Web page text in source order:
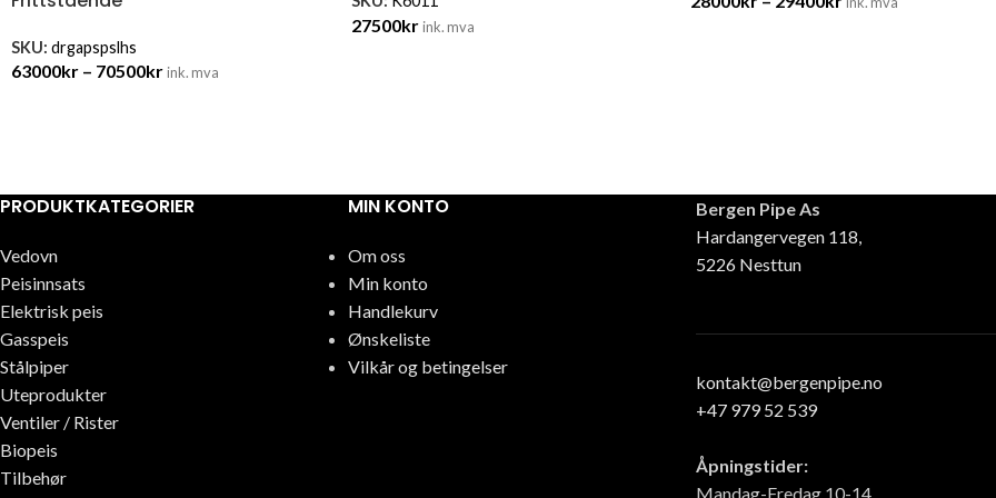
SKU: drgapspslhs
63000kr – 70500krink. mva
27500kr ink. mva
PRODUKTKATEGORIER
Vedovn
Peisinnsats
Elektrisk peis
Gasspeis
Stålpiper
Uteprodukter
Ventiler / Rister
Biopeis
Tilbehør
MIN KONTO
Om oss
Min konto
Handlekurv
Ønskeliste
Vilkår og betingelser
Bergen Pipe As
Hardangervegen 118,
5226 Nesttun
kontakt@bergenpipe.no
+47 979 52 539
Åpningstider:
Mandag-Fredag 10-14